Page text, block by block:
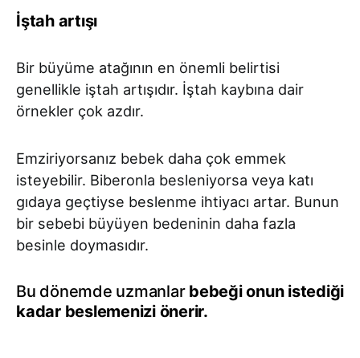
İştah artışı
Bir büyüme atağının en önemli belirtisi
genellikle iştah artışıdır. İştah kaybına dair
örnekler çok azdır.
Emziriyorsanız bebek daha çok emmek
isteyebilir. Biberonla besleniyorsa veya katı
gıdaya geçtiyse beslenme ihtiyacı artar. Bunun
bir sebebi büyüyen bedeninin daha fazla
besinle doymasıdır.
Bu dönemde uzmanlar bebeği onun istediği
kadar beslemenizi önerir.